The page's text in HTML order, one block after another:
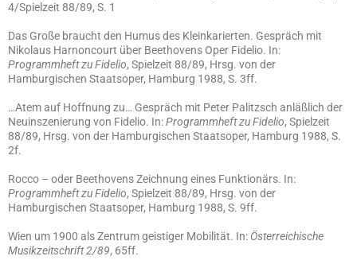
4/Spielzeit 88/89, S. 1
Das Große braucht den Humus des Kleinkarierten. Gespräch mit
Nikolaus Harnoncourt über Beethovens Oper Fidelio. In:
Programmheft zu Fidelio, Spielzeit 88/89, Hrsg. von der
Hamburgischen Staatsoper, Hamburg 1988, S. 3ff.
…Atem auf Hoffnung zu… Gespräch mit Peter Palitzsch anläßlich der
Neuinszenierung von Fidelio. In:Programmheft zu Fidelio, Spielzeit
88/89, Hrsg. von der Hamburgischen Staatsoper, Hamburg 1988, S.
2f.
Rocco – oder Beethovens Zeichnung eines Funktionärs. In:
Programmheft zu Fidelio, Spielzeit 88/89, Hrsg. von der
Hamburgischen Staatsoper, Hamburg 1988, S. 9ff.
Wien um 1900 als Zentrum geistiger Mobilität. In: Österreichische
Musikzeitschrift 2/89, 65ff.